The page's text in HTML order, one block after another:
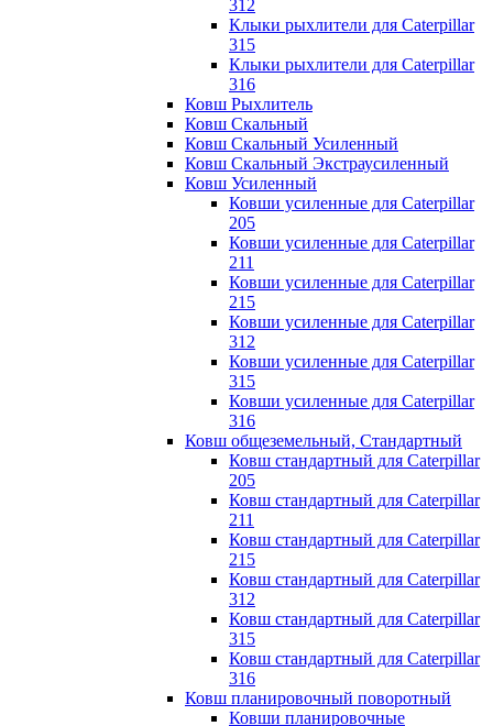
312
Клыки рыхлители для Caterpillar
315
Клыки рыхлители для Caterpillar
316
Ковш Рыхлитель
Ковш Скальный
Ковш Скальный Усиленный
Ковш Скальный Экстраусиленный
Ковш Усиленный
Ковши усиленные для Caterpillar
205
Ковши усиленные для Caterpillar
211
Ковши усиленные для Caterpillar
215
Ковши усиленные для Caterpillar
312
Ковши усиленные для Caterpillar
315
Ковши усиленные для Caterpillar
316
Ковш общеземельный, Стандартный
Ковш стандартный для Caterpillar
205
Ковш стандартный для Caterpillar
211
Ковш стандартный для Caterpillar
215
Ковш стандартный для Caterpillar
312
Ковш стандартный для Caterpillar
315
Ковш стандартный для Caterpillar
316
Ковш планировочный поворотный
Ковши планировочные